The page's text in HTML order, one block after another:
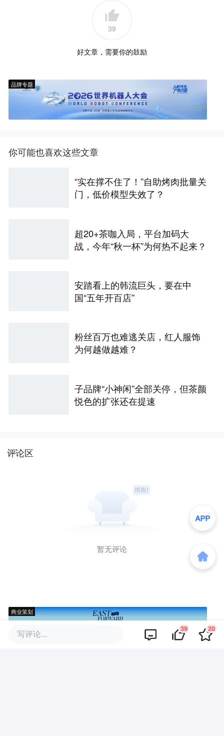
39
好文章，需要你的鼓励
品牌专题
你可能也喜欢这些文章
“实在撑不住了！”自助烤肉批量关
门，低价模型失效了？
超20+茶咖入局，平台加码大
战，今年“秋一杯”为何热不起来？
安踏看上的韩流巨头，要在中
国“五年开百店”
粉丝百万也难逃关店，红人服饰
为何越做越难？
子品牌“小神闲”全部关停，但茶颜
悦色的扩张还在提速
评论区
暂无评论
商业策划
写评论... 39 20